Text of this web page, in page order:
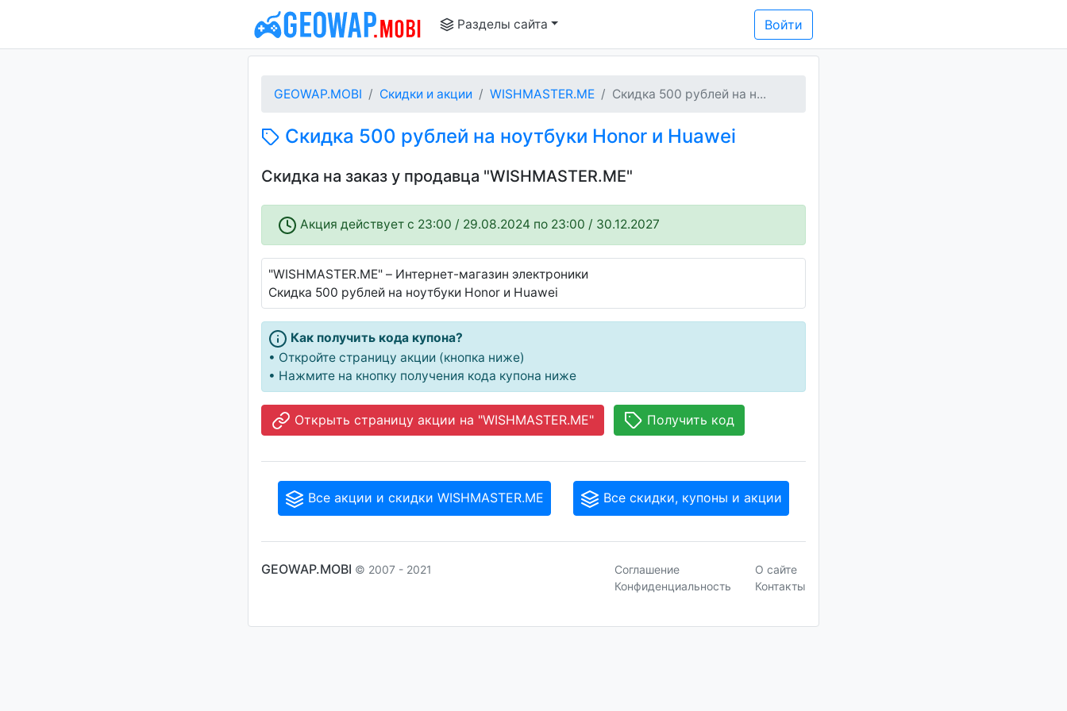
Разделы сайта Войти
GEOWAP.MOBI Скидки и акции WISHMASTER.ME Скидка 500 рублей на н...
Скидка 500 рублей на ноутбуки Honor и Huawei
Скидка на заказ у продавца "WISHMASTER.ME"
Акция действует c 23:00 / 29.08.2024 по 23:00 / 30.12.2027
"WISHMASTER.ME" – Интернет-магазин электроники
Скидка 500 рублей на ноутбуки Honor и Huawei
Как получить кода купона?
• Откройте страницу акции (кнопка ниже)
• Нажмите на кнопку получения кода купона ниже
Открыть страницу акции на "WISHMASTER.ME" Получить код
Все акции и скидки WISHMASTER.ME Все скидки, купоны и акции
GEOWAP.MOBI © 2007 - 2021
Соглашение
Конфиденциальность
О сайте
Контакты